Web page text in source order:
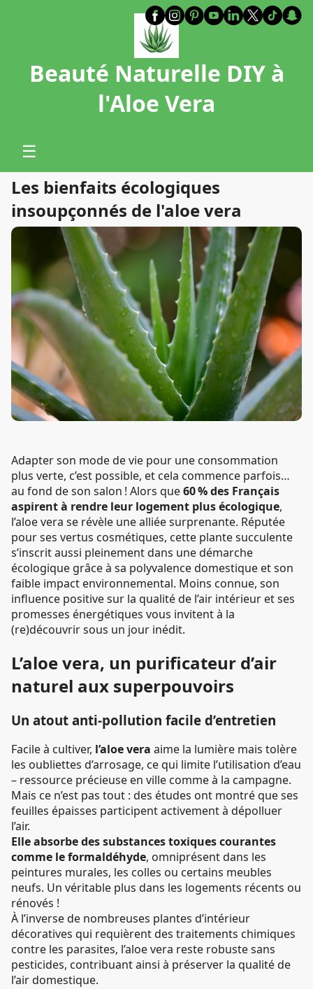
Beauté Naturelle DIY à
l'Aloe Vera
☰
Les bienfaits écologiques
insoupçonnés de l'aloe vera
Adapter son mode de vie pour une consommation
plus verte, c’est possible, et cela commence parfois…
au fond de son salon ! Alors que60 % des Français
aspirent à rendre leur logement plus écologique,
l’aloe vera se révèle une alliée surprenante. Réputée
pour ses vertus cosmétiques, cette plante succulente
s’inscrit aussi pleinement dans une démarche
écologique grâce à sa polyvalence domestique et son
faible impact environnemental. Moins connue, son
influence positive sur la qualité de l’air intérieur et ses
promesses énergétiques vous invitent à la
(re)découvrir sous un jour inédit.
L’aloe vera, un purificateur d’air
naturel aux superpouvoirs
Un atout anti-pollution facile d’entretien
Facile à cultiver, l’aloe vera aime la lumière mais tolère
les oubliettes d’arrosage, ce qui limite l’utilisation d’eau
– ressource précieuse en ville comme à la campagne.
Mais ce n’est pas tout : des études ont montré que ses
feuilles épaisses participent activement à dépolluer
l’air.
Elle absorbe des substances toxiques courantes
comme le formaldéhyde, omniprésent dans les
peintures murales, les colles ou certains meubles
neufs. Un véritable plus dans les logements récents ou
rénovés !
À l’inverse de nombreuses plantes d’intérieur
décoratives qui requièrent des traitements chimiques
contre les parasites, l’aloe vera reste robuste sans
pesticides, contribuant ainsi à préserver la qualité de
l’air domestique.